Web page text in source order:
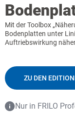
Mit der Toolbox
Bodenplatten unter
Auftriebswirkung
ZU DEN
Nur in FRILO